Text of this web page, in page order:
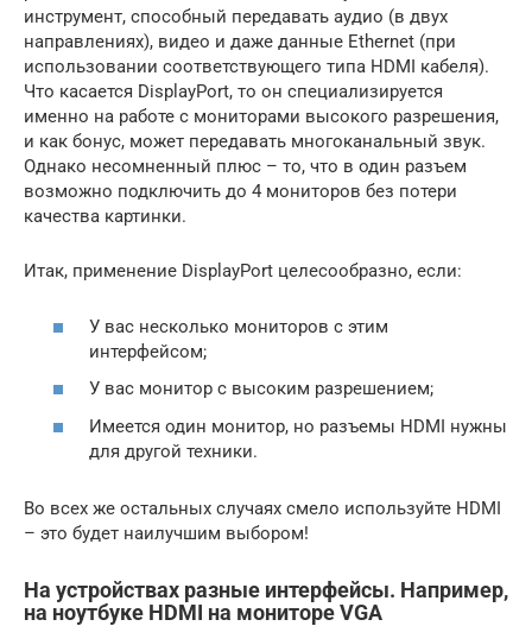
инструмент, способный передавать аудио (в двух
направлениях), видео и даже данные Ethernet (при
использовании соответствующего типа HDMI кабеля).
Что касается DisplayPort, то он специализируется
именно на работе с мониторами высокого разрешения,
и как бонус, может передавать многоканальный звук.
Однако несомненный плюс – то, что в один разъем
возможно подключить до 4 мониторов без потери
качества картинки.
Итак, применение DisplayPort целесообразно, если:
У вас несколько мониторов с этим
интерфейсом;
У вас монитор с высоким разрешением;
Имеется один монитор, но разъемы HDMI нужны
для другой техники.
Во всех же остальных случаях смело используйте HDMI
– это будет наилучшим выбором!
На устройствах разные интерфейсы. Например,
на ноутбуке HDMI на мониторе VGA